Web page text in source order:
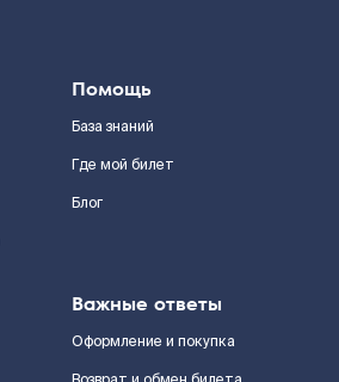
Помощь
База знаний
Где мой билет
Блог
Важные ответы
Оформление и покупка